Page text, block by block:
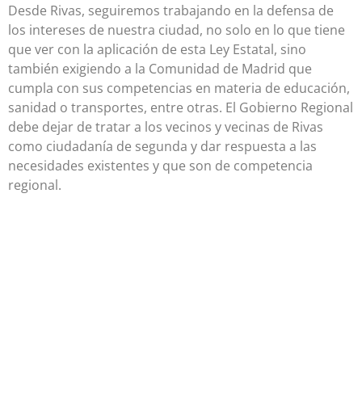
Desde Rivas, seguiremos trabajando en la defensa de
los intereses de nuestra ciudad, no solo en lo que tiene
que ver con la aplicación de esta Ley Estatal, sino
también exigiendo a la Comunidad de Madrid que
cumpla con sus competencias en materia de educación,
sanidad o transportes, entre otras. El Gobierno Regional
debe dejar de tratar a los vecinos y vecinas de Rivas
como ciudadanía de segunda y dar respuesta a las
necesidades existentes y que son de competencia
regional.